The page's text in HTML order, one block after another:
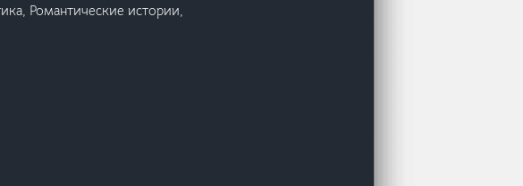
Романтические истории,